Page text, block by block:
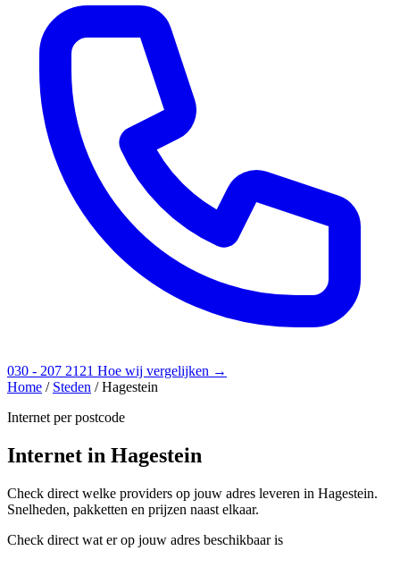
030 - 207 2121 Hoe wij vergelijken →
Home / Steden / Hagestein
Internet per postcode
Internet in Hagestein
Check direct welke providers op jouw adres leveren in Hagestein.
Snelheden, pakketten en prijzen naast elkaar.
Check direct wat er op jouw adres beschikbaar is